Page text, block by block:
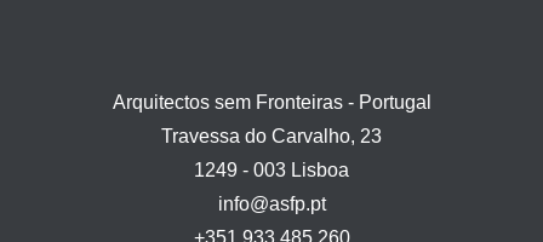
Arquitectos sem Fronteiras - Portugal
Travessa do Carvalho, 23
1249 - 003 Lisboa
info@asfp.pt
+351 933 485 260